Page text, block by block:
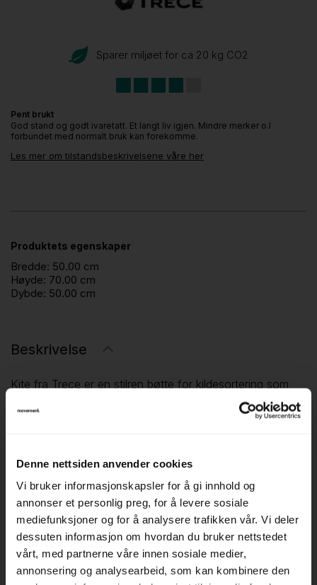
Denne nettsiden anvender cookies
Vi bruker informasjonskapsler for å gi innhold og
annonser et personlig preg, for å levere sosiale
mediefunksjoner og for å analysere trafikken vår. Vi deler
dessuten informasjon om hvordan du bruker nettstedet
vårt, med partnerne våre innen sosiale medier,
annonsering og analysearbeid, som kan kombinere den
Sparer miljøet for ca 20 kg CO2
Pent brukt
God stand og godt ivaretatt. Et langt liv igjen. Mindre merker o.l
forbundet med normalt bruk kan forekomme.
Les mer om tilstandsbeskrivelsene våre her
Produktets egenskaper
Bredde: 50.00 cm
Høyde: 70.00 cm
Dybde: 50.00 cm
Beskrivelse
Kite fra Trece er en stilren bøtte for kildesortering som
kombinerer funksjon og design på en effektiv måte.
Bøtten har en karakteristisk sekskantet form som gjør det
tilpasset ulike behov.
Kite er utviklet for offentlige miljøer, kontorer og
fellesarealer, der et ryddig og brukervennlig
sorteringssystem er viktig.
✅ Modulær sekskantet form – Fleksibel oppstilling og